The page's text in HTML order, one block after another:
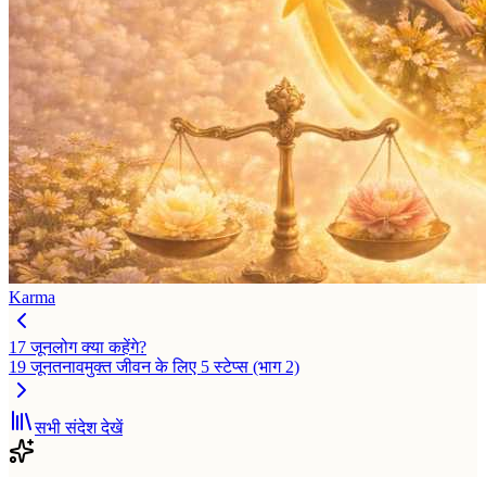
Karma
17 जूनलोग क्या कहेंगे?
19 जूनतनावमुक्त जीवन के लिए 5 स्टेप्स (भाग 2)
सभी संदेश देखें